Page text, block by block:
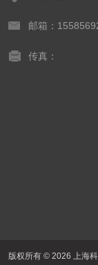
邮箱：
传真：
版权所有 © 2026 上海